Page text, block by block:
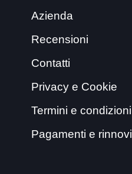
Azienda
Recensioni
Contatti
Privacy e Cookie
Termini e condizioni
Pagamenti e rinnovi